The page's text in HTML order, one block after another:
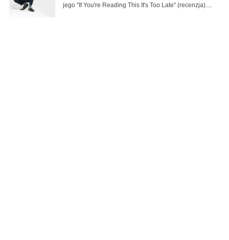
jego "If You're Reading This It's Too Late" (recenzja)....